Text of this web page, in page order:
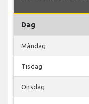
Dag
Måndag
Tisdag
Onsdag